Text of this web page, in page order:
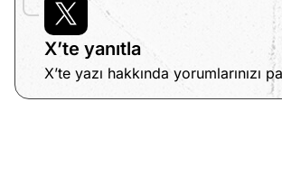
X’te yanıtla
X’te yazı hakkında yorumlarınızı